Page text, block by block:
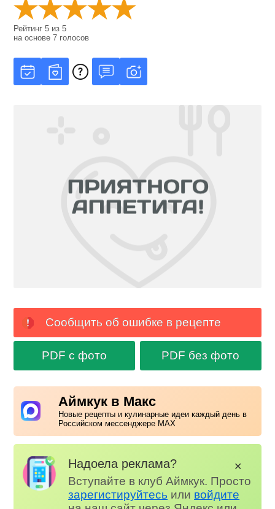
Рейтинг5 из5
на основе7 голосов
Сообщить об ошибке в рецепте
PDF с фото PDF без фото
Аймкук в Макс
Новые рецепты и кулинарные идеи каждый день в
Российском мессенджере MAX
Надоела реклама?
Вступайте в клуб Аймкук. Просто
зарегистируйтесь или войдите
✕